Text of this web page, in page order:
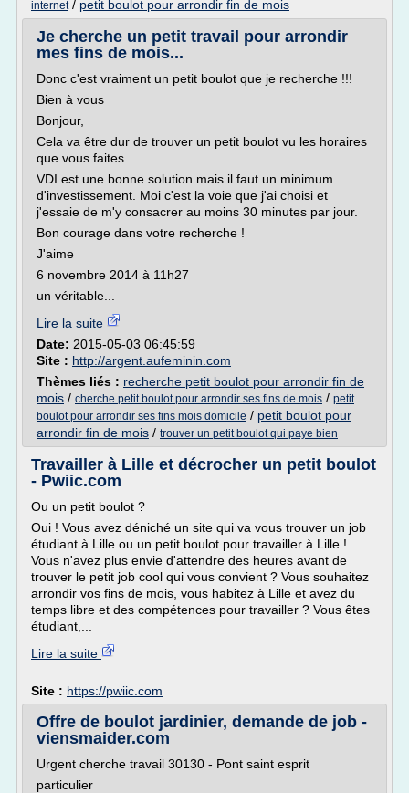
internet/ petit boulot pour arrondir fin de mois
Je cherche un petit travail pour arrondir
mes fins de mois...
Donc c'est vraiment un petit boulot que je recherche !!!
Bien à vous
Bonjour,
Cela va être dur de trouver un petit boulot vu les horaires
que vous faites.
VDI est une bonne solution mais il faut un minimum
d'investissement. Moi c'est la voie que j'ai choisi et
j'essaie de m'y consacrer au moins 30 minutes par jour.
Bon courage dans votre recherche !
J'aime
6 novembre 2014 à 11h27
un véritable...
Lire la suite
Date: 2015-05-03 06:45:59
Site : http://argent.aufeminin.com
Thèmes liés : recherche petit boulot pour arrondir fin de
mois / cherche petit boulot pour arrondir ses fins de mois / petit
boulot pour arrondir ses fins mois domicile / petit boulot pour
arrondir fin de mois / trouver un petit boulot qui paye bien
Travailler à Lille et décrocher un petit boulot
- Pwiic.com
Ou un petit boulot ?
Oui ! Vous avez déniché un site qui va vous trouver un job
étudiant à Lille ou un petit boulot pour travailler à Lille !
Vous n'avez plus envie d'attendre des heures avant de
trouver le petit job cool qui vous convient ? Vous souhaitez
arrondir vos fins de mois, vous habitez à Lille et avez du
temps libre et des compétences pour travailler ? Vous êtes
étudiant,...
Lire la suite
Site : https://pwiic.com
Offre de boulot jardinier, demande de job -
viensmaider.com
Urgent cherche travail 30130 - Pont saint esprit
particulier